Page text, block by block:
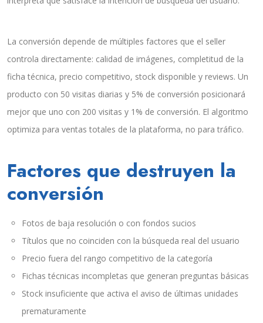
La conversión depende de múltiples factores que el seller
controla directamente: calidad de imágenes, completitud de la
ficha técnica, precio competitivo, stock disponible y reviews. Un
producto con 50 visitas diarias y 5% de conversión posicionará
mejor que uno con 200 visitas y 1% de conversión. El algoritmo
optimiza para ventas totales de la plataforma, no para tráfico.
Factores que destruyen la
conversión
Fotos de baja resolución o con fondos sucios
Títulos que no coinciden con la búsqueda real del usuario
Precio fuera del rango competitivo de la categoría
Fichas técnicas incompletas que generan preguntas básicas
Stock insuficiente que activa el aviso de últimas unidades
prematuramente